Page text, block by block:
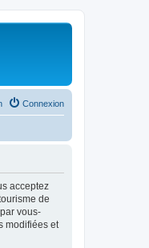
Connexion
acceptez
de
vous-
modifiées et